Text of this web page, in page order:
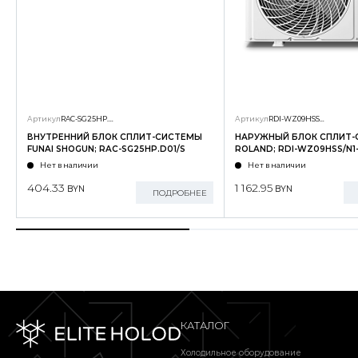
Артикул RAC-SG25HP.D01/S
ВНУТРЕННИЙ БЛОК СПЛИТ-СИСТЕМЫ
FUNAI SHOGUN; RAC-SG25HP.D01/S
Нет в наличии
404.33 BYN ПОДРОБНЕЕ
Артикул RDI-WZ09HSS/N1-OUT
НАРУЖНЫЙ БЛОК
ROLAND; RDI-WZ09HSS/
Нет в наличии
1 162.95 BYN
КАТАЛОГ
Холодильное оборудование